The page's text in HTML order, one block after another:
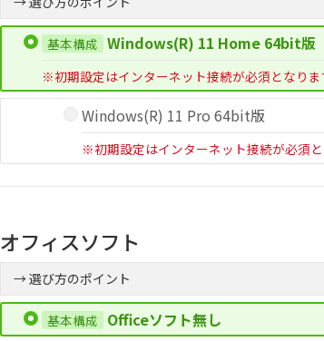
Windows(R) 11 Home 64bit版
※初期設定はインターネット接続が必須となりま
Windows(R) 11 Pro 64bit版
※初期設定はインターネット接続が必須と
オフィスソフト
→ 選び方のポイント
Officeソフト無し